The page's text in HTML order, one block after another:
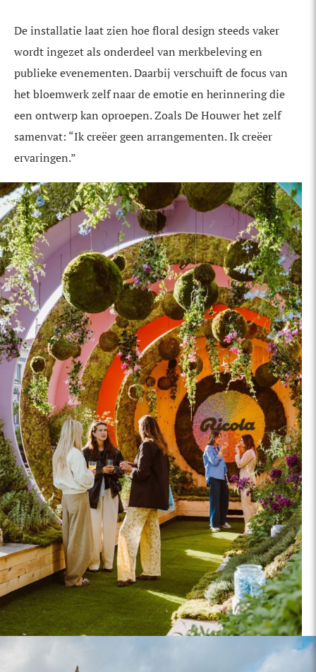
De installatie laat zien hoe floral design steeds vaker
wordt ingezet als onderdeel van merkbeleving en
publieke evenementen. Daarbij verschuift de focus van
het bloemwerk zelf naar de emotie en herinnering die
een ontwerp kan oproepen. Zoals De Houwer het zelf
samenvat: “Ik creëer geen arrangementen. Ik creëer
ervaringen.”